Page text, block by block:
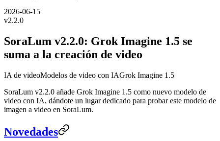
2026-06-15
v2.2.0
SoraLum v2.2.0: Grok Imagine 1.5 se
suma a la creación de video
IA de videoModelos de video con IAGrok Imagine 1.5
SoraLum v2.2.0 añade Grok Imagine 1.5 como nuevo modelo de
video con IA, dándote un lugar dedicado para probar este modelo de
imagen a video en SoraLum.
Novedades